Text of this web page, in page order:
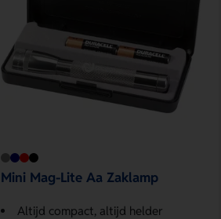
Mini Mag-Lite Aa Zaklamp
Altijd compact, altijd helder